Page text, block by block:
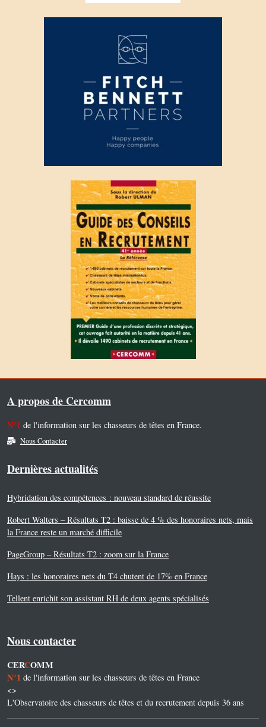
A propos de Cercomm
N°1 de l'information sur les chasseurs de têtes en France.
Nous Contacter
Dernières actualités
Hybridation des compétences : nouveau standard de réussite
Robert Walters – Résultats T2 : baisse de 4 % des honoraires nets, mais
la France reste un marché difficile
PageGroup – Résultats T2 : zoom sur la France
Hays : les honoraires nets du T4 chutent de 17% en France
Tellent enrichit son assistant RH de deux agents spécialisés
Nous contacter
CERCOMM
N°1 de l'information sur les chasseurs de têtes en France
<>
L'Observatoire des chasseurs de têtes et du recrutement depuis 36 ans